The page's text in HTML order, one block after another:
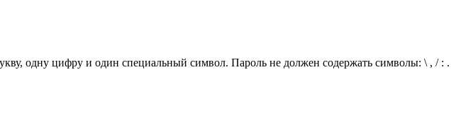
одну цифру и один специальный символ. Пароль не должен содержать символы: \ , / : .